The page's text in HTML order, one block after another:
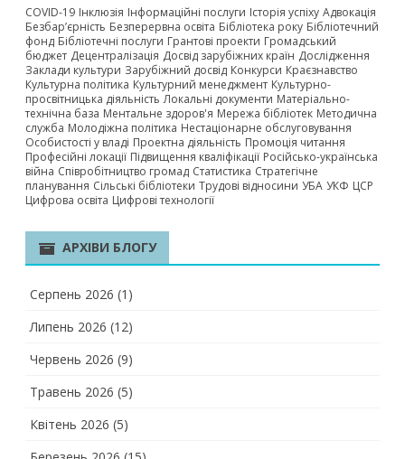
COVID-19 Інклюзія Інформаційні послуги Історія успіху Адвокація
Безбар’єрність Безперервна освіта Бібліотека року Бібліотечний
фонд Бібліотечні послуги Грантові проекти Громадський
бюджет Децентралізація Досвід зарубіжних країн Дослідження
Заклади культури Зарубіжний досвід Конкурси Краєзнавство
Культурна політика Культурний менеджмент Культурно-
просвітницька діяльність Локальні документи Матеріально-
технічна база Ментальне здоров'я Мережа бібліотек Методична
служба Молодіжна політика Нестаціонарне обслуговування
Особистості у владі Проектна діяльність Промоція читання
Професійні локації Підвищення кваліфікації Російсько-українська
війна Співробітництво громад Статистика Стратегічне
планування Сільські бібліотеки Трудові відносини УБА УКФ ЦСР
Цифрова освіта Цифрові технології
АРХІВИ БЛОГУ
Серпень 2026 (1)
Липень 2026 (12)
Червень 2026 (9)
Травень 2026 (5)
Квітень 2026 (5)